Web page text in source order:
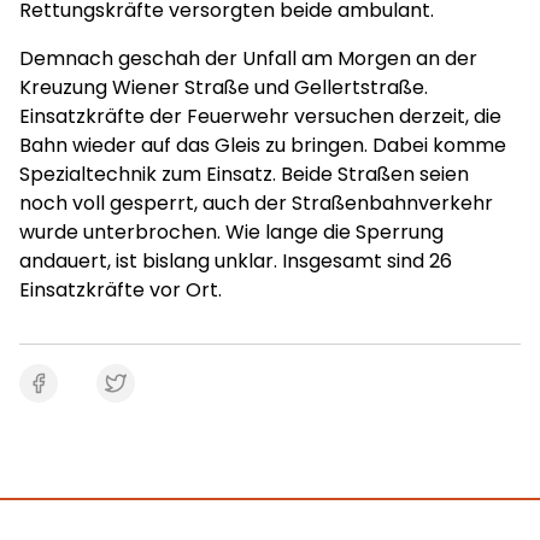
Rettungskräfte versorgten beide ambulant.
Demnach geschah der Unfall am Morgen an der
Kreuzung Wiener Straße und Gellertstraße.
Einsatzkräfte der Feuerwehr versuchen derzeit, die
Bahn wieder auf das Gleis zu bringen. Dabei komme
Spezialtechnik zum Einsatz. Beide Straßen seien
noch voll gesperrt, auch der Straßenbahnverkehr
wurde unterbrochen. Wie lange die Sperrung
andauert, ist bislang unklar. Insgesamt sind 26
Einsatzkräfte vor Ort.